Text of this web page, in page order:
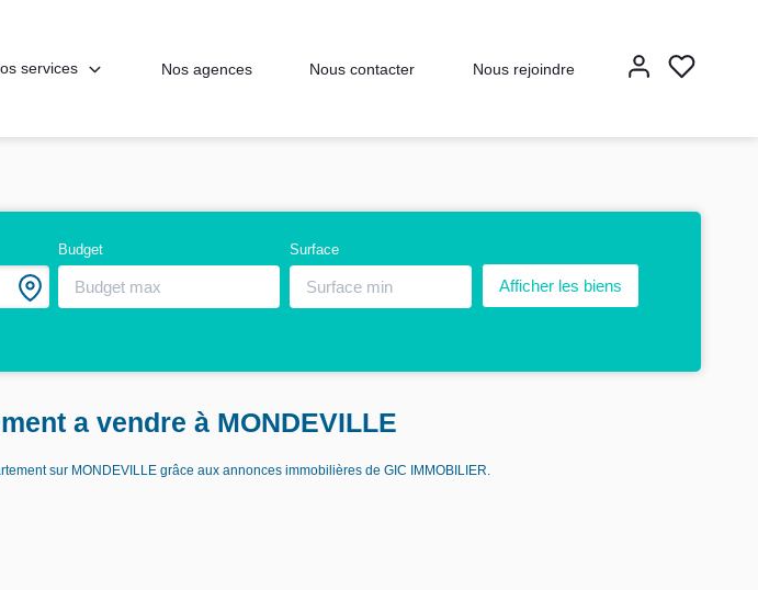
services Nos agences Nous contacter Nous rejoindre
Budget Surface
a vendre à MONDEVILLE
sur MONDEVILLE grâce aux annonces immobilières de GIC IMMOBILIER.